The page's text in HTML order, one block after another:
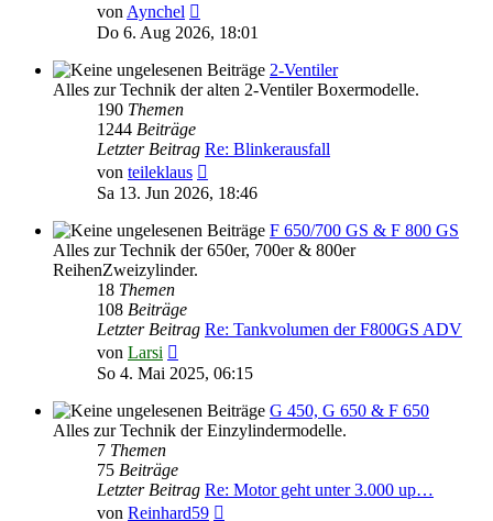
vonAynchel
Beitrag
Do 6. Aug 2026, 18:01
2-Ventiler
Alles zur Technik der alten 2-Ventiler Boxermodelle.
190 Themen
1244 Beiträge
Letzter Beitrag Re: Blinkerausfall
von teileklaus
Beitrag
Sa 13. Jun 2026, 18:46
F 650/700 GS & F 800 GS
Alles zur Technik der 650er, 700er & 800er
ReihenZweizylinder.
18 Themen
108 Beiträge
Letzter Beitrag Re: Tankvolumen der F800GS ADV
von Larsi
Beitrag
So 4. Mai 2025, 06:15
G 450, G 650 & F 650
Alles zur Technik der Einzylindermodelle.
7 Themen
75 Beiträge
Letzter Beitrag Re: Motor geht unter 3.000 up…
von Reinhard59